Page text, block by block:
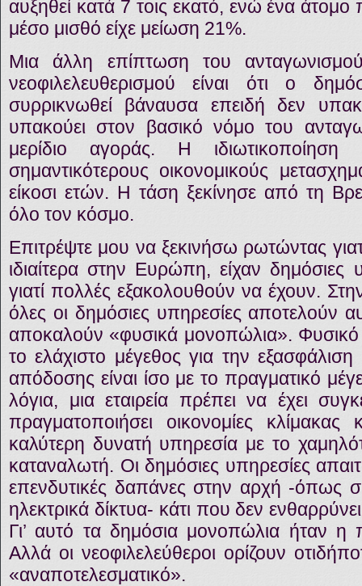
αυξηθεί κατά 7 τοις εκατό, ενώ ένα
μέσο μισθό είχε μείωση 21%.
Μια άλλη επίπτωση του
νεοφιλελευθερισμού είναι ότι ο
συρρικνωθεί βάναυσα επειδή δεν
υπακούει στον βασικό νόμο του
μερίδιο αγοράς. Η
σημαντικότερους οικονομικούς
είκοσι ετών. Η τάση ξεκίνησε από τη
όλο τον κόσμο.
Επιτρέψτε μου να ξεκινήσω ρωτώντας
ιδιαίτερα στην Ευρώπη, είχαν δημόσιες
γιατί πολλές εξακολουθούν να έχουν.
όλες οι δημόσιες υπηρεσίες αποτελούν
αποκαλούν «φυσικά μονοπώλια».
το ελάχιστο μέγεθος για την εξασφάλιση
απόδοσης είναι ίσο με το πραγματικό
λόγια, μια εταιρεία πρέπει να έχει
πραγματοποιήσει οικονομίες
καλύτερη δυνατή υπηρεσία με το
καταναλωτή. Οι δημόσιες υπηρεσίες
επενδυτικές δαπάνες στην αρχή -όπως
ηλεκτρικά δίκτυα- κάτι που δεν
Γι’ αυτό τα δημόσια μονοπώλια ήταν η
Αλλά οι νεοφιλελεύθεροι ορίζουν
«αναποτελεσματικό».